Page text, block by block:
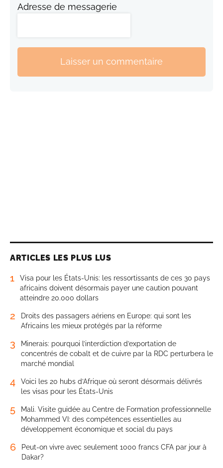
Adresse de messagerie
Laisser un commentaire
ARTICLES LES PLUS LUS
1
Visa pour les États-Unis: les ressortissants de ces 30 pays
africains doivent désormais payer une caution pouvant
atteindre 20.000 dollars
2
Droits des passagers aériens en Europe: qui sont les
Africains les mieux protégés par la réforme
3
Minerais: pourquoi l’interdiction d’exportation de
concentrés de cobalt et de cuivre par la RDC perturbera le
marché mondial
4
Voici les 20 hubs d’Afrique où seront désormais délivrés
les visas pour les États-Unis
5
Mali. Visite guidée au Centre de Formation professionnelle
Mohammed VI: des compétences essentielles au
développement économique et social du pays
6
Peut-on vivre avec seulement 1000 francs CFA par jour à
Dakar?